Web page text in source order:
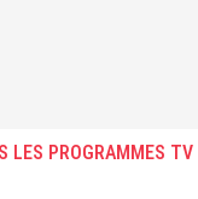
LES PROGRAMMES TV